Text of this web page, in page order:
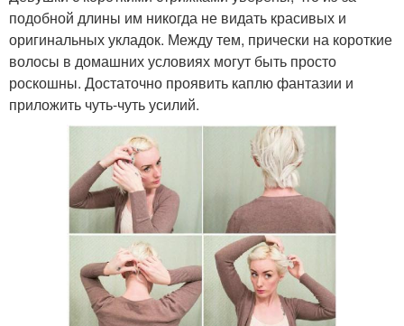
подобной длины им никогда не видать красивых и
оригинальных укладок. Между тем, прически на короткие
волосы в домашних условиях могут быть просто
роскошны. Достаточно проявить каплю фантазии и
приложить чуть-чуть усилий.